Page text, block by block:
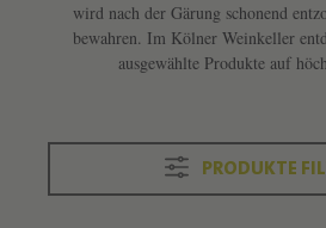
wird nach der Gärung schonend
bewahren. Im Kölner Weinkeller
ausgewählte Produkte auf
PRODUKTE